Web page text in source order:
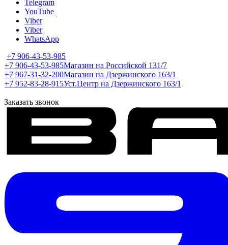
Telegram
YouTube
Viber
Viber
WhatsApp
+7 906-43-53-985
+7 906-43-53-985Магазин на Российской 131/7
+7 967-31-32-200Магазин на Дзержинского 163/1
+7 952-83-28-915Уст.Центр на Дзержинского 163/1
Заказать звонок